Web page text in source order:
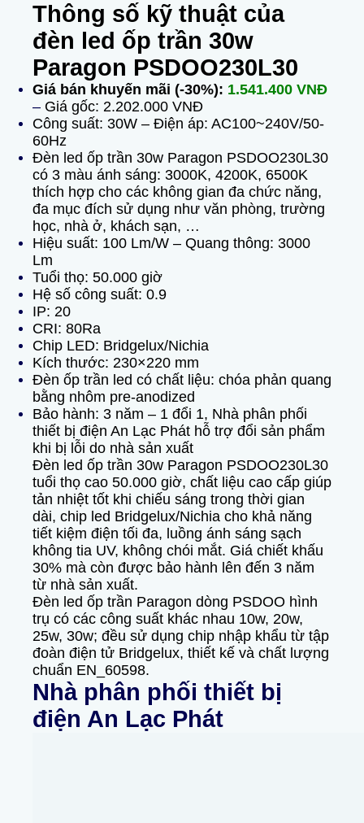
Thông số kỹ thuật của
đèn led ốp trần 30w
Paragon PSDOO230L30
Giá bán khuyến mãi (-30%): 1.541.400 VNĐ
– Giá gốc: 2.202.000 VNĐ
Công suất: 30W – Điện áp: AC100~240V/50-
60Hz
Đèn led ốp trần 30w Paragon PSDOO230L30
có 3 màu ánh sáng: 3000K, 4200K, 6500K
thích hợp cho các không gian đa chức năng,
đa mục đích sử dụng như văn phòng, trường
học, nhà ở, khách sạn, …
Hiệu suất: 100 Lm/W – Quang thông: 3000
Lm
Tuổi thọ: 50.000 giờ
Hệ số công suất: 0.9
IP: 20
CRI: 80Ra
Chip LED: Bridgelux/Nichia
Kích thước: 230×220 mm
Đèn ốp trần led có chất liệu: chóa phản quang
bằng nhôm pre-anodized
Bảo hành: 3 năm – 1 đổi 1, Nhà phân phối
thiết bị điện An Lạc Phát hỗ trợ đổi sản phẩm
khi bị lỗi do nhà sản xuất
Đèn led ốp trần 30w Paragon PSDOO230L30
tuổi thọ cao 50.000 giờ, chất liệu cao cấp giúp
tản nhiệt tốt khi chiếu sáng trong thời gian
dài, chip led Bridgelux/Nichia cho khả năng
tiết kiệm điện tối đa, luồng ánh sáng sạch
không tia UV, không chói mắt. Giá chiết khấu
30% mà còn được bảo hành lên đến 3 năm
từ nhà sản xuất.
Đèn led ốp trần Paragon dòng PSDOO hình
trụ có các công suất khác nhau 10w, 20w,
25w, 30w; đều sử dụng chip nhập khẩu từ tập
đoàn điện tử Bridgelux, thiết kế và chất lượng
chuẩn EN_60598.
Nhà phân phối thiết bị
điện An Lạc Phát